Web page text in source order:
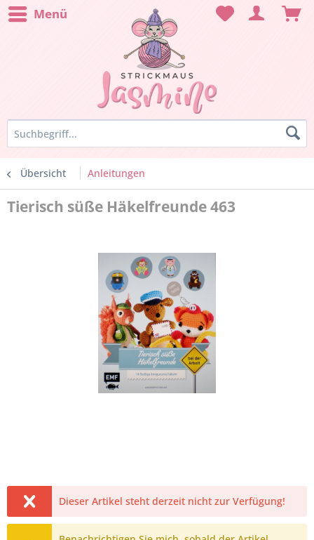
Menü
Übersicht Anleitungen
Tierisch süße Häkelfreunde 463
Dieser Artikel steht derzeit nicht zur Verfügung!